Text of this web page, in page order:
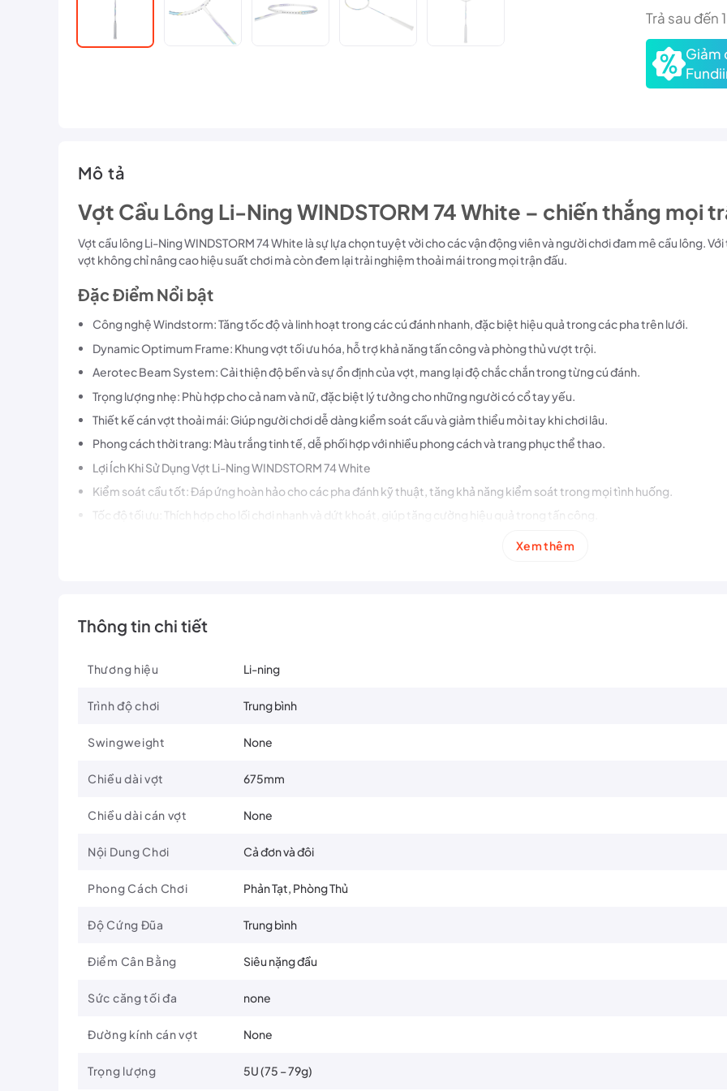
Trả sau đến
Giảm
Mô tả
Vợt Cầu Lông Li-Ning WINDSTORM 74 White – chiến thắng mọi
Vợt cầu lông Li-Ning WINDSTORM 74 White là sự lựa chọn tuyệt vời cho các vận động viên và người chơi đam mê cầu lông.
vợt không chỉ nâng cao hiệu suất chơi mà còn đem lại trải nghiệm thoải mái trong mọi trận đấu.
Đặc Điểm Nổi bật
Công nghệ Windstorm: Tăng tốc độ và linh hoạt trong các cú đánh nhanh, đặc biệt hiệu quả trong các pha trên lưới.
Dynamic Optimum Frame: Khung vợt tối ưu hóa, hỗ trợ khả năng tấn công và phòng thủ vượt trội.
Aerotec Beam System: Cải thiện độ bền và sự ổn định của vợt, mang lại độ chắc chắn trong từng cú đánh.
Trọng lượng nhẹ: Phù hợp cho cả nam và nữ, đặc biệt lý tưởng cho những người có cổ tay yếu.
Thiết kế cán vợt thoải mái: Giúp người chơi dễ dàng kiểm soát cầu và giảm thiểu mỏi tay khi chơi lâu.
Phong cách thời trang: Màu trắng tinh tế, dễ phối hợp với nhiều phong cách và trang phục thể thao.
Lợi Ích Khi Sử Dụng Vợt Li-Ning WINDSTORM 74 White
Kiểm soát cầu tốt: Đáp ứng hoàn hảo cho các pha đánh kỹ thuật, tăng khả năng kiểm soát trong mọi tình huống.
Tốc độ tối ưu: Thích hợp cho lối chơi nhanh và dứt khoát, giúp tăng cường hiệu quả trong tấn công.
Trải nghiệm thoải mái: Thiết kế nhẹ và vừa tay, giúp người chơi duy trì phong độ mà không mỏi.
Liên hệ ngay tại fanpage
Xem thêm
Thông tin chi tiết
Thương hiệu Li-ning
Trình độ chơi Trung bình
Swingweight None
Chiều dài vợt 675mm
Chiều dài cán vợt None
Nội Dung Chơi Cả đơn và đôi
Phong Cách Chơi Phản Tạt, Phòng Thủ
Độ Cứng Đũa Trung bình
Điểm Cân Bằng Siêu nặng đầu
Sức căng tối đa none
Đường kính cán vợt None
Trọng lượng 5U (75 – 79g)